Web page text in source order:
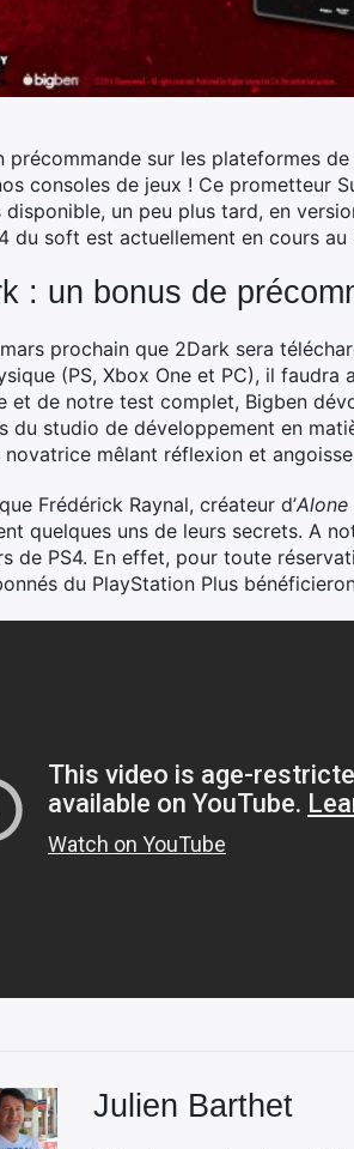
précommande sur les plateformes
consoles de jeux ! Ce prometteur
disponible, un peu plus tard, en
du soft est actuellement en cours
: un bonus de
mars prochain que 2Dark sera
(PS, Xbox One et PC), il faudra
de notre test complet, Bigben
du studio de développement en
novatrice mêlant réflexion et
Frédérick Raynal, créateur d’Alone
quelques uns de leurs secrets. A
de PS4. En effet, pour toute
du PlayStation Plus
Julien Barthet